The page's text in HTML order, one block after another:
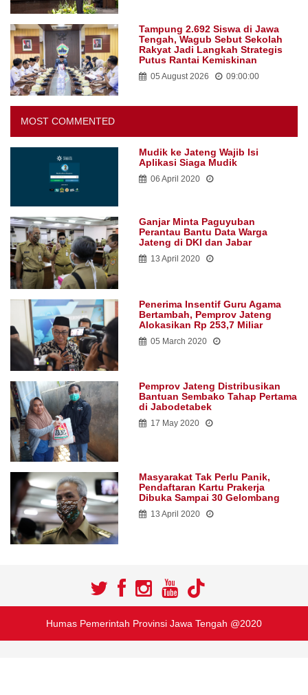
Tampung 2.692 Siswa di Jawa
Tengah, Wagub Sebut Sekolah
Rakyat Jadi Langkah Strategis
Putus Rantai Kemiskinan
05 August 2026 09:00:00
MOST COMMENTED
Mudik ke Jateng Wajib Isi
Aplikasi Siaga Mudik
06 April 2020
Ganjar Minta Paguyuban
Perantau Bantu Data Warga
Jateng di DKI dan Jabar
13 April 2020
Penerima Insentif Guru Agama
Bertambah, Pemprov Jateng
Alokasikan Rp 253,7 Miliar
05 March 2020
Pemprov Jateng Distribusikan
Bantuan Sembako Tahap Pertama
di Jabodetabek
17 May 2020
Masyarakat Tak Perlu Panik,
Pendaftaran Kartu Prakerja
Dibuka Sampai 30 Gelombang
13 April 2020
Humas Pemerintah Provinsi Jawa Tengah @2020